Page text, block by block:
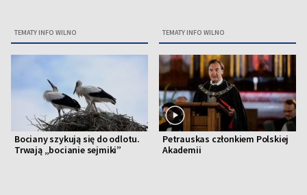
TEMATY INFO WILNO TEMATY INFO WILNO
Bociany szykują się do odlotu.
Trwają „bocianie sejmiki”
Petrauskas członkiem Polskiej
Akademii